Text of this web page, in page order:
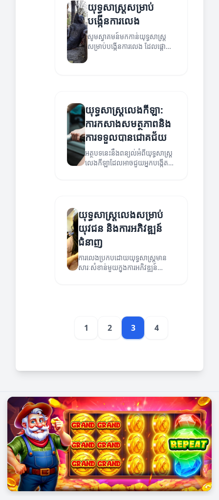
យុទ្ធសាស្ត្រសម្រាប់
បង្កើនការលេង
សូមស្វាគមន៍មកកាន់យុទ្ធសាស្ត្រ
សម្រាប់បង្កើនការលេង ដែលផ្តោត
យុទ្ធសាស្ត្រលេងកីឡា:
ការកសាងសមត្ថភាពនិង
ការទទួលបានជោគជ័យ
អត្ថបទនេះនឹងពន្យល់អំពីយុទ្ធសាស្ត្រ
លេងកីឡាដែលអាចជួយអ្នកបង្កើត
យុទ្ធសាស្ត្រលេងសម្រាប់
យុវជន និងការអភិវឌ្ឍន៍
ជំនាញ
ការលេងប្រកបដោយយុទ្ធសាស្ត្រមាន
សារៈសំខាន់មួយក្នុងការអភិវឌ្ឍន៍
1 2 3 4